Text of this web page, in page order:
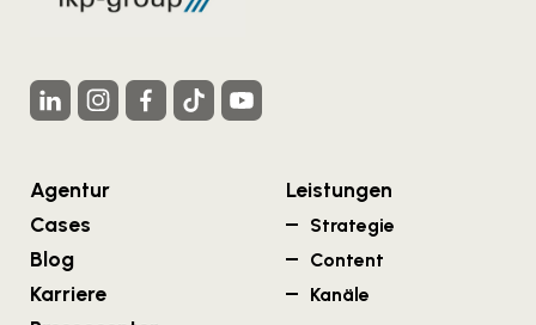
Agentur
Cases
Blog
Karriere
Leistungen
Strategie
Content
Kanäle